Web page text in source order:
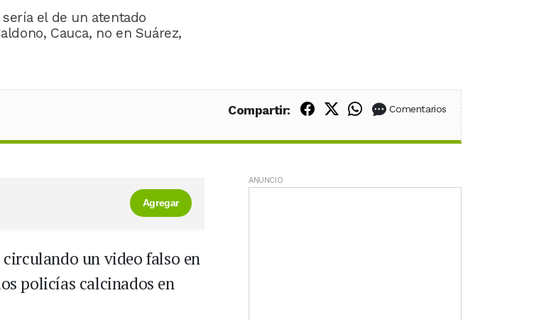
el de un atentado
Cauca, no en Suárez,
Compartir: Compartir en Facebook
Compartir en X (Twitter)
Compartir en WhatsApp
Comentarios
Agregar
un video falso en
policías calcinados en
ANUNCIO